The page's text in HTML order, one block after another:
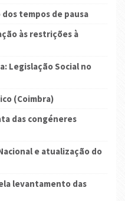
tempos de pausa
às restrições à
Legislação Social no
(Coimbra)
das congéneres
e atualização do
levantamento das